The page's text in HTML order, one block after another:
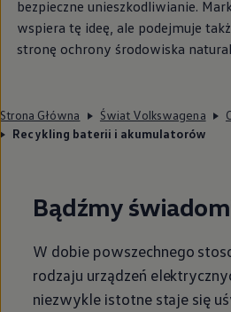
bezpieczne unieszkodliwianie.
wspiera tę ideę, ale podejmuje
stronę ochrony środowiska
Strona Główna Świat Volkswagena
Recykling baterii i akumulatorów
Bądźmy
W dobie powszechnego
rodzaju urządzeń
niezwykle istotne staje się